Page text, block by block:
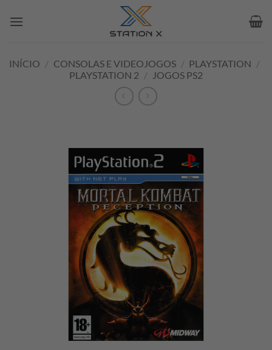
INÍCIO / CONSOLAS E VIDEOJOGOS / PLAYSTATION /
PLAYSTATION 2 / JOGOS PS2